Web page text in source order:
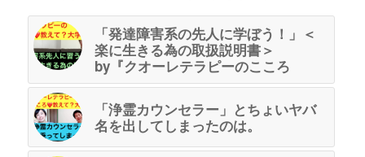
「発達障害系の先人に学ぼう！」＜
楽に生きる為の取扱説明書＞
by『クオーレテラピーのこころ
「浄霊カウンセラー」とちょいヤバ
名を出してしまったのは。